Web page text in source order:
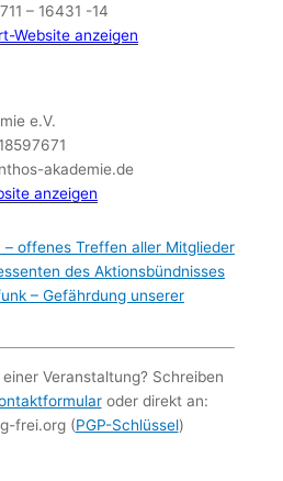
– 16431 -14
Website anzeigen
e.V.
akademie.de
anzeigen
offenes Treffen aller Mitglieder
des Aktionsbündnisses
– Gefährdung unserer
Veranstaltung? Schreiben
oder direkt an:
frei.org (PGP-Schlüssel)